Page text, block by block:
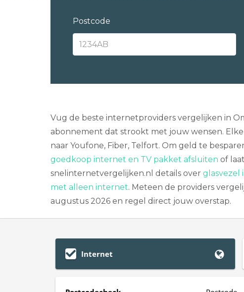
Postcode
Vug de beste internetproviders vergelijken in
abonnement dat strookt met jouw wensen.
naar Youfone, Fiber, Telfort. Om geld te
goedkoop internet en TV pakket afsluiten of
snelinternetvergelijken.nl details over glasvezel
met alleen internet. Meteen de providers
augustus 2026 en regel direct jouw overstap.
Internet